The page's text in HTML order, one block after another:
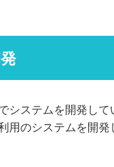
システムを開発し
用のシステムを開